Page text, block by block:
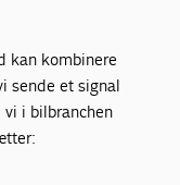
kan kombinere
sende et signal
i bilbranchen